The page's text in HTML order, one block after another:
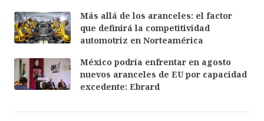
Más allá de los aranceles: el factor
que definirá la competitividad
automotriz en Norteamérica
México podría enfrentar en agosto
nuevos aranceles de EU por capacidad
excedente: Ebrard